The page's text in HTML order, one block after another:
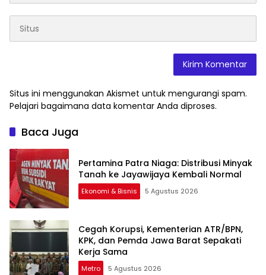
Situs ini menggunakan Akismet untuk mengurangi spam.
Pelajari bagaimana data komentar Anda diproses.
Baca Juga
Pertamina Patra Niaga: Distribusi Minyak
Tanah ke Jayawijaya Kembali Normal
Ekonomi & Bisnis 5 Agustus 2026
Cegah Korupsi, Kementerian ATR/BPN,
KPK, dan Pemda Jawa Barat Sepakati
Kerja Sama
Metro 5 Agustus 2026